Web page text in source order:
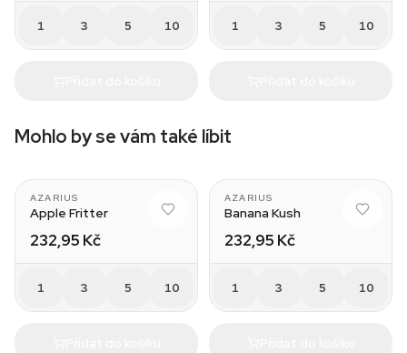
1 3 5 10 1 3 5 10
Mohlo by se vám také líbit
AZARIUS
Apple Fritter
232,95 Kč
1 3 5 10
AZARIUS
Banana Kush
232,95 Kč
1 3 5 10